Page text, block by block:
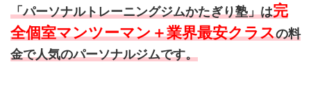
「パーソナルトレーニングジムかたぎり塾」は完
全個室マンツーマン＋業界最安クラスの料
金で人気のパーソナルジムです。